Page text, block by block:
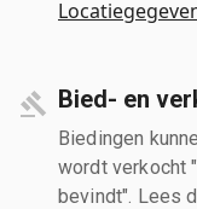
Bied- en
Biedingen
wordt verkocht
bevindt". Lees